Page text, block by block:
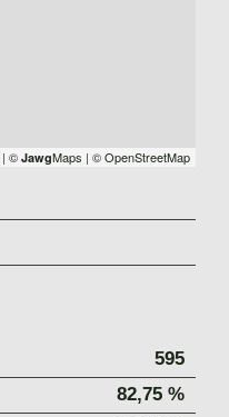
| © JawgMaps | © OpenStreetMap
595
82,75 %